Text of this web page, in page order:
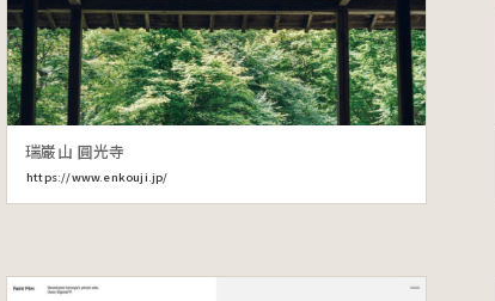
瑞巌山 圓光寺
https://www.enkouji.jp/